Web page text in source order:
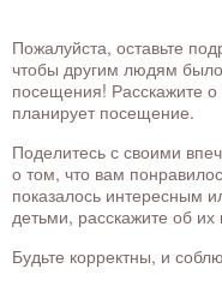
Пожалуйста, оставьте
чтобы другим людям
посещения! Расскажите о
планирует посещение.
Поделитесь с своими
о том, что вам
показалось интересным
детьми, расскажите об их
Будьте корректны, и